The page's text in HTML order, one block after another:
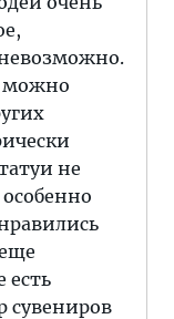
можно
не
есть
сувениров